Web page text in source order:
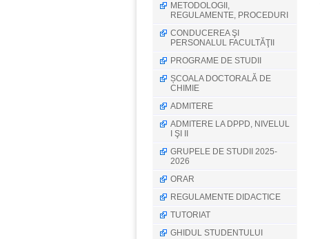
METODOLOGII,
REGULAMENTE, PROCEDURI
CONDUCEREA ŞI
PERSONALUL FACULTĂŢII
PROGRAME DE STUDII
ȘCOALA DOCTORALĂ DE
CHIMIE
ADMITERE
ADMITERE LA DPPD, NIVELUL
I ŞI II
GRUPELE DE STUDII 2025-
2026
ORAR
REGULAMENTE DIDACTICE
TUTORIAT
GHIDUL STUDENTULUI